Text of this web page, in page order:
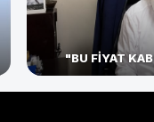
"BU FİYAT